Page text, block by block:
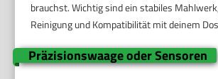
brauchst. Wichtig sind ein stabiles
Reinigung und Kompatibilität mit deinem
Präzisionswaage oder Sensoren